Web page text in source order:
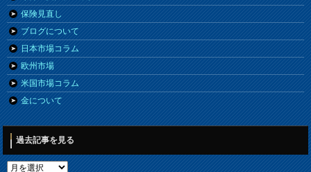
保険見直し
ブログについて
日本市場コラム
欧州市場
米国市場コラム
金について
過去記事を見る